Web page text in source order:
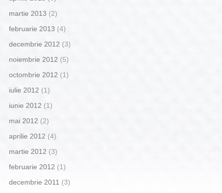
martie 2013 (2)
februarie 2013 (4)
decembrie 2012 (3)
noiembrie 2012 (5)
octombrie 2012 (1)
iulie 2012 (1)
iunie 2012 (1)
mai 2012 (2)
aprilie 2012 (4)
martie 2012 (3)
februarie 2012 (1)
decembrie 2011 (3)